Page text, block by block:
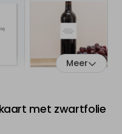
Meer
met zwartfolie